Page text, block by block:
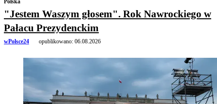
Polska
"Jestem Waszym głosem". Rok Nawrockiego w
Pałacu Prezydenckim
wPolsce24 opublikowano: 06.08.2026